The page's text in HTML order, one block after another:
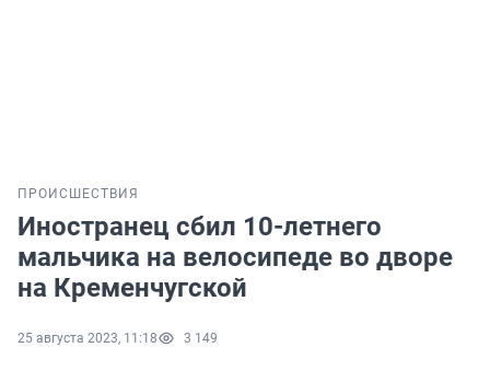
ПРОИСШЕСТВИЯ
Иностранец сбил 10-летнего
мальчика на велосипеде во дворе
на Кременчугской
25 августа 2023, 11:18 3 149